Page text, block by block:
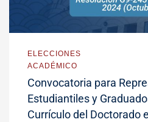
ELECCIONES
ACADÉMICO
Convocatoria para
Estudiantiles y
Currículo del Doctorado